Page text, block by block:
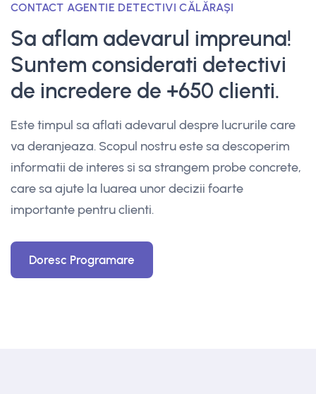
CONTACT AGENTIE DETECTIVI CĂLĂRAȘI
Sa aflam adevarul impreuna!
Suntem considerati detectivi
de incredere de +650 clienti.
Este timpul sa aflati adevarul despre lucrurile care
va deranjeaza. Scopul nostru este sa descoperim
informatii de interes si sa strangem probe concrete,
care sa ajute la luarea unor decizii foarte
importante pentru clienti.
Doresc Programare